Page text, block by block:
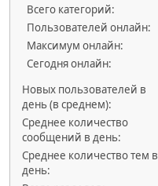
Всего категорий:
Пользователей онлайн:
Максимум онлайн:
Сегодня онлайн:
Новых пользователей в
день (в среднем):
Среднее количество
сообщений в день:
Среднее количество тем в
день: